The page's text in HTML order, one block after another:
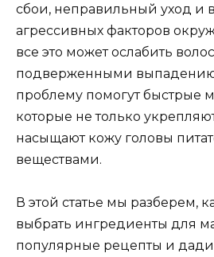
сбои, неправильный уход и
агрессивных факторов
все это может ослабить
подверженными
проблему помогут быстрые
которые не только
насыщают кожу головы
веществами.
В этой статье мы разберем,
выбрать ингредиенты для
популярные рецепты и